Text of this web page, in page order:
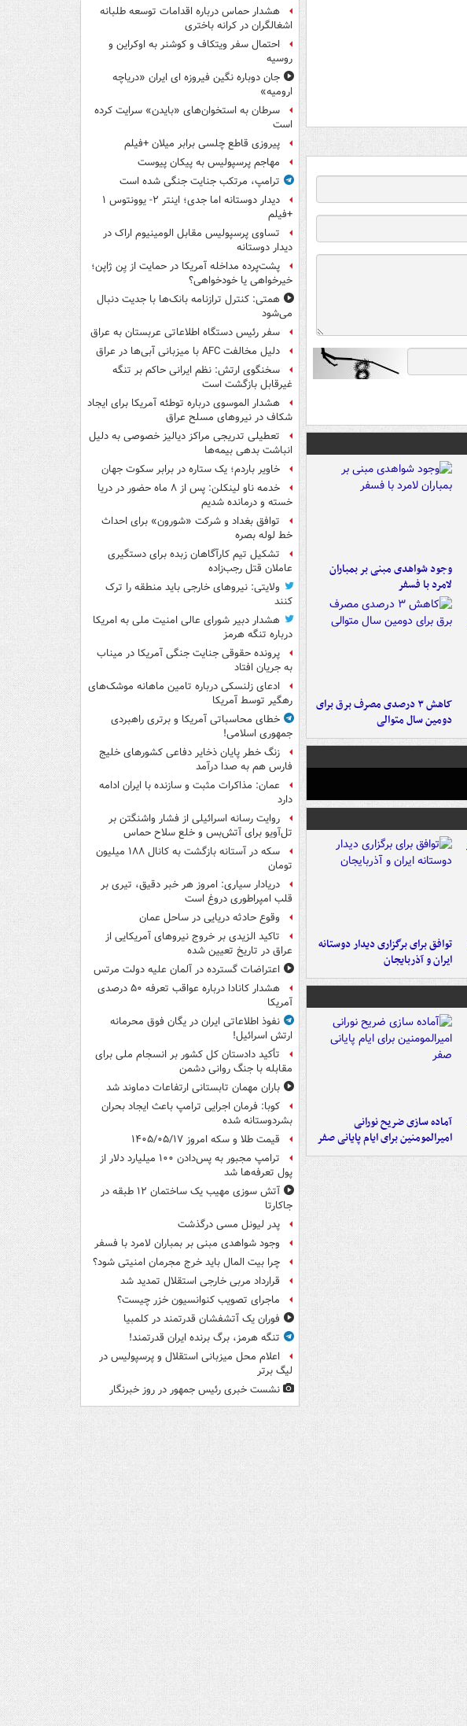
وجود شواهدی مبنی بر بمباران
لامرد با فسفر
کاهش ۳ درصدی مصرف برق برای
دومین سال متوالی
توافق برای برگزاری دیدار دوستانه
ایران و آذربایجان
آماده سازی ضریح نورانی
امیرالمومنین برای ایام پایانی صفر
هشدار حماس درباره اقدامات توسعه طلبانه
اشغالگران در کرانه باختری
احتمال سفر ویتکاف و کوشنر به اوکراین و
روسیه
جان دوباره نگین فیروزه ای ایران «دریاچه
ارومیه»
سرطان به استخوان‌های «بایدن» سرایت کرده
است
پیروزی قاطع چلسی برابر میلان +فیلم
مهاجم پرسپولیس به پیکان پیوست
ترامپ، مرتکب جنایت جنگی شده است
دیدار دوستانه اما جدی؛ اینتر ۲- یوونتوس ۱
+فیلم
تساوی پرسپولیس مقابل الومینیوم اراک در
دیدار دوستانه
پشت‌پرده مداخله آمریکا در حمایت از یِن ژاپن؛
خیرخواهی یا خودخواهی؟
همتی: کنترل ترازنامه بانک‌ها با جدیت دنبال
می‌شود
سفر رئیس دستگاه اطلاعاتی عربستان به عراق
دلیل مخالفت AFC با میزبانی آبی‌ها در عراق
سخنگوی ارتش: نظم ایرانی حاکم بر تنگه
غیرقابل بازگشت است
هشدار الموسوی درباره توطئه آمریکا برای ایجاد
شکاف در نیروهای مسلح عراق
تعطیلی تدریجی مراکز دیالیز خصوصی به دلیل
انباشت بدهی بیمه‌ها
خاویر باردم؛ یک ستاره در برابر سکوت جهان
خدمه ناو لینکلن: پس از ۸ ماه حضور در دریا
خسته و درمانده‌ شدیم
توافق بغداد و شرکت «شورون» برای احداث
خط لوله بصره
تشکیل تیم کارآگاهان زبده برای دستگیری
عاملان قتل رجب‌زاده
ولایتی: نیروهای خارجی باید منطقه را ترک
کنند
هشدار دبیر شورای عالی امنیت ملی به امریکا
درباره تنگه هرمز
پرونده حقوقی جنایت جنگی آمریکا در میناب
به جریان افتاد
ادعای زلنسکی درباره تامین ماهانه موشک‌های
رهگیر توسط آمریکا
خطای محاسباتی آمریکا و برتری راهبردی
جمهوری اسلامی!
زنگ خطر پایان ذخایر دفاعی کشورهای خلیج
فارس هم به صدا درآمد
عمان: مذاکرات مثبت و سازنده با ایران ادامه
دارد
روایت رسانه اسرائیلی از فشار واشنگتن بر
تل‌آویو برای آتش‌بس و خلع سلاح حماس
سکه در آستانه بازگشت به کانال ۱۸۸ میلیون
تومان
دریادار سیاری: امروز هر خبر دقیق، تیری بر
قلب امپراطوری دروغ است
وقوع حادثه دریایی در ساحل عمان
تاکید الزیدی بر خروج نیروهای آمریکایی از
عراق در تاریخ تعیین شده
اعتراضات گسترده در آلمان علیه دولت مرتس
هشدار کانادا درباره عواقب تعرفه ۵۰ درصدی
آمریکا
نفوذ اطلاعاتی ایران در یگان فوق محرمانه
ارتش اسرائیل!
تأکید دادستان کل کشور بر انسجام ملی برای
مقابله با جنگ روانی دشمن
باران مهمان تابستانی ارتفاعات دماوند شد
کوبا: فرمان اجرایی ترامپ باعث ایجاد بحران
بشردوستانه شده
قیمت طلا و سکه امروز ۱۴۰۵/۰۵/۱۷
ترامپ مجبور به پس‌دادن ۱۰۰ میلیارد دلار از
پول تعرفه‌ها شد
آتش سوزی مهیب یک ساختمان ۱۲ طبقه در
جاکارتا
پدر لیونل مسی درگذشت
وجود شواهدی مبنی بر بمباران لامرد با فسفر
چرا بیت المال باید خرج مجرمان امنیتی شود؟
قرارداد مربی خارجی استقلال تمدید شد
ماجرای تصویب کنوانسیون خزر چیست؟
فوران یک آتشفشان قدرتمند در کلمبیا
تنگه هرمز، برگ برنده ایران قدرتمند!
اعلام محل میزبانی استقلال و پرسپولیس در
لیگ برتر
نشست خبری رئیس جمهور در روز خبرنگار